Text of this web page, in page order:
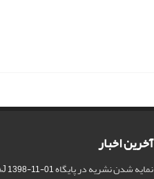
آخرین اخبار
نمایه شدن نشریه در پایگاه DOAJ1398-11-01